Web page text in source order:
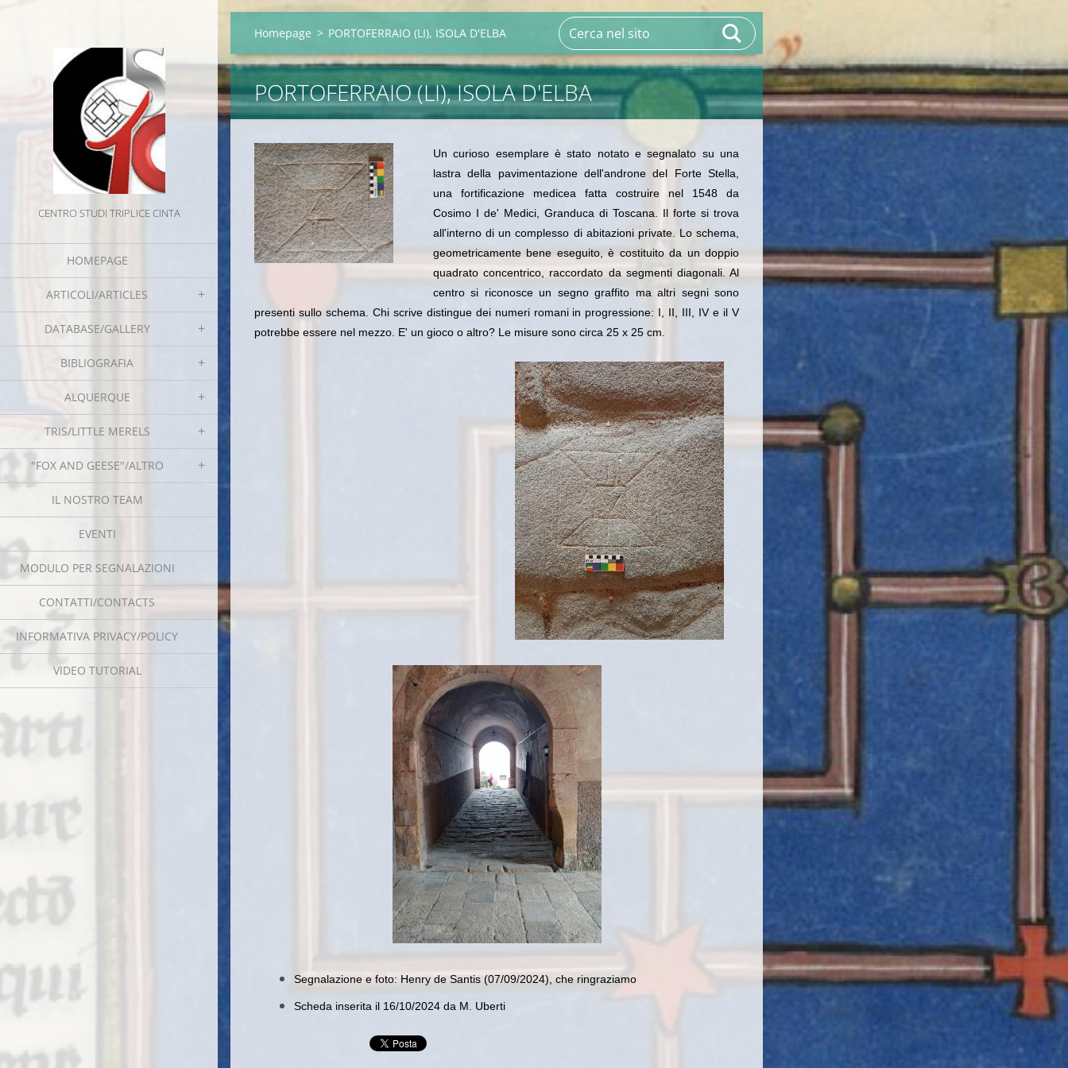
CENTRO STUDI TRIPLICE CINTA
HOMEPAGE
ARTICOLI/ARTICLES
DATABASE/GALLERY
BIBLIOGRAFIA
ALQUERQUE
TRIS/LITTLE MERELS
"FOX AND GEESE"/ALTRO
IL NOSTRO TEAM
EVENTI
MODULO PER SEGNALAZIONI
CONTATTI/CONTACTS
INFORMATIVA PRIVACY/POLICY
VIDEO TUTORIAL
Homepage > PORTOFERRAIO (LI), ISOLA D'ELBA
PORTOFERRAIO (LI), ISOLA D'ELBA
Un curioso esemplare è stato notato e segnalato su una
lastra della pavimentazione dell'androne del Forte Stella,
una fortificazione medicea fatta costruire nel 1548 da
Cosimo I de' Medici, Granduca di Toscana. Il forte si trova
all'interno di un complesso di abitazioni private. Lo schema,
geometricamente bene eseguito, è costituito da un doppio
quadrato concentrico, raccordato da segmenti diagonali. Al
centro si riconosce un segno graffito ma altri segni sono
presenti sullo schema. Chi scrive distingue dei numeri romani in progressione: I, II, III, IV e il V
potrebbe essere nel mezzo. E' un gioco o altro? Le misure sono circa 25 x 25 cm.
Segnalazione e foto: Henry de Santis (07/09/2024), che ringraziamo
Scheda inserita il 16/10/2024 da M. Uberti